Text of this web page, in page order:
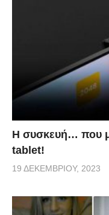
Η συσκευή… που
tablet!
19 ΔΕΚΕΜΒΡΊΟΥ, 2023